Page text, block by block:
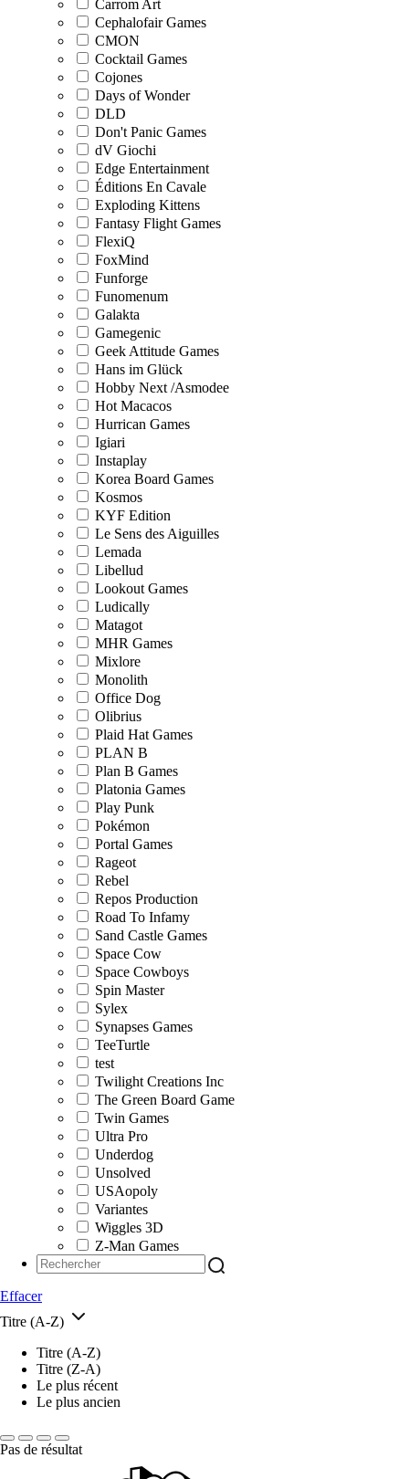
Carrom Art
Cephalofair Games
CMON
Cocktail Games
Cojones
Days of Wonder
DLD
Don't Panic Games
dV Giochi
Edge Entertainment
Éditions En Cavale
Exploding Kittens
Fantasy Flight Games
FlexiQ
FoxMind
Funforge
Funomenum
Galakta
Gamegenic
Geek Attitude Games
Hans im Glück
Hobby Next /Asmodee
Hot Macacos
Hurrican Games
Igiari
Instaplay
Korea Board Games
Kosmos
KYF Edition
Le Sens des Aiguilles
Lemada
Libellud
Lookout Games
Ludically
Matagot
MHR Games
Mixlore
Monolith
Office Dog
Olibrius
Plaid Hat Games
PLAN B
Plan B Games
Platonia Games
Play Punk
Pokémon
Portal Games
Rageot
Rebel
Repos Production
Road To Infamy
Sand Castle Games
Space Cow
Space Cowboys
Spin Master
Sylex
Synapses Games
TeeTurtle
test
Twilight Creations Inc
The Green Board Game
Twin Games
Ultra Pro
Underdog
Unsolved
USAopoly
Variantes
Wiggles 3D
Z-Man Games
Effacer
Titre (A-Z)
Titre (A-Z)
Titre (Z-A)
Le plus récent
Le plus ancien
Pas de résultat